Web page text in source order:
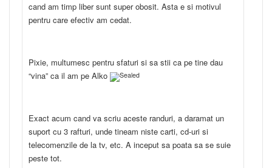
cand am timp liber sunt super obosit. Asta e si motivul
pentru care efectiv am cedat.
Pixie, multumesc pentru sfaturi si sa stii ca pe tine dau
“vina” ca il am pe Alko
Exact acum cand va scriu aceste randuri, a daramat un
suport cu 3 rafturi, unde tineam niste carti, cd-uri si
telecomenzile de la tv, etc. A inceput sa poata sa se suie
peste tot.